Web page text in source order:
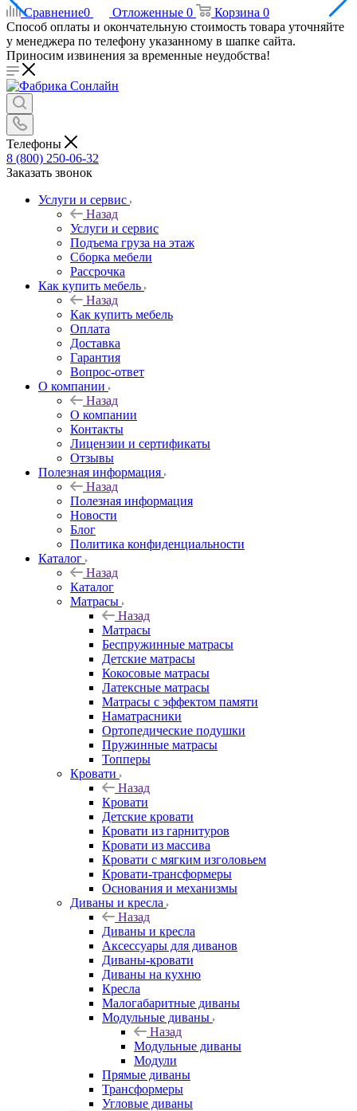
Сравнение0 Отложенные 0 Корзина 0
Способ оплаты и окончательную стоимость товара уточняйте
у менеджера по телефону указанному в шапке сайта.
Приносим извинения за временные неудобства!
Телефоны
8 (800) 250-06-32
Заказать звонок
Услуги и сервис
Назад
Услуги и сервис
Подъема груза на этаж
Сборка мебели
Рассрочка
Как купить мебель
Назад
Как купить мебель
Оплата
Доставка
Гарантия
Вопрос-ответ
О компании
Назад
О компании
Контакты
Лицензии и сертификаты
Отзывы
Полезная информация
Назад
Полезная информация
Новости
Блог
Политика конфиденциальности
Каталог
Назад
Каталог
Матрасы
Назад
Матрасы
Беспружинные матрасы
Детские матрасы
Кокосовые матрасы
Латексные матрасы
Матрасы с эффектом памяти
Наматрасники
Ортопедические подушки
Пружинные матрасы
Топперы
Кровати
Назад
Кровати
Детские кровати
Кровати из гарнитуров
Кровати из массива
Кровати с мягким изголовьем
Кровати-трансформеры
Основания и механизмы
Диваны и кресла
Назад
Диваны и кресла
Аксессуары для диванов
Диваны-кровати
Диваны на кухню
Кресла
Малогабаритные диваны
Модульные диваны
Назад
Модульные диваны
Модули
Прямые диваны
Трансформеры
Угловые диваны